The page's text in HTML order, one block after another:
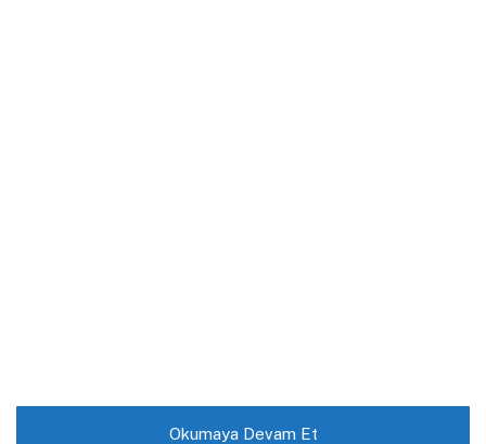
Okumaya Devam Et